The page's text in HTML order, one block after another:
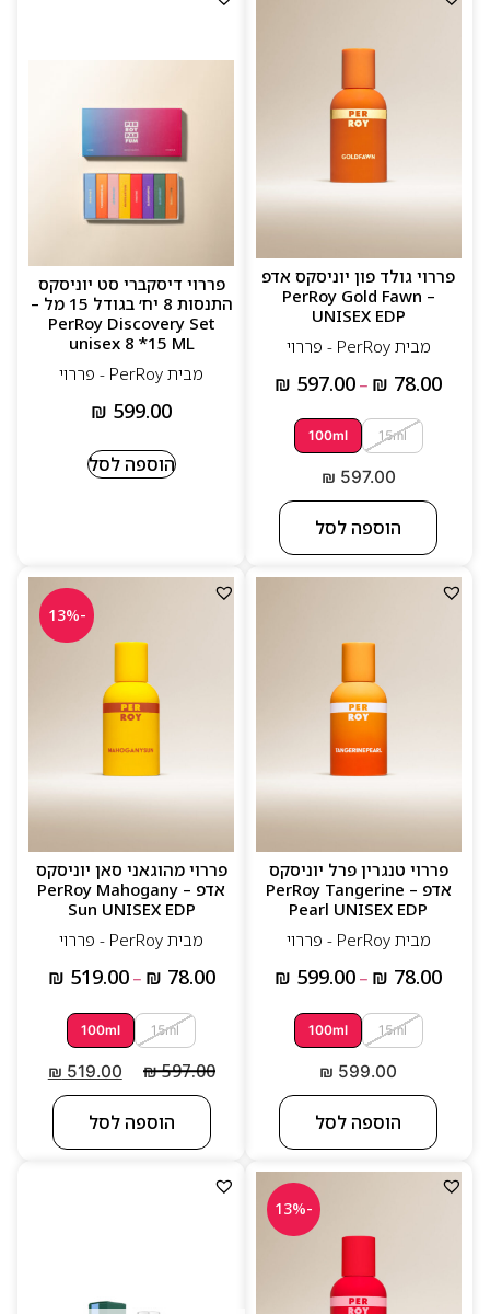
פררוי גולד פון יוניסקס אדפ
– PerRoy Gold Fawn
UNISEX EDP
מבית PerRoy - פררוי
₪ 78.00
–
₪ 597.00
15ml
100ml
₪ 597.00
הוספה לסל
פררוי דיסקברי סט יוניסקס
התנסות 8 יח׳ בגודל 15 מל –
PerRoy Discovery Set
unisex 8 *15 ML
מבית PerRoy - פררוי
₪ 599.00
הוספה לסל
פררוי טנגרין פרל יוניסקס
אדפ – PerRoy Tangerine
Pearl UNISEX EDP
מבית PerRoy - פררוי
₪ 78.00
–
₪ 599.00
15ml
100ml
₪ 599.00
הוספה לסל
-13%
פררוי מהוגאני סאן יוניסקס
אדפ – PerRoy Mahogany
Sun UNISEX EDP
מבית PerRoy - פררוי
₪ 78.00
–
₪ 519.00
15ml
100ml
₪597.00
₪ 519.00
הוספה לסל
-13%